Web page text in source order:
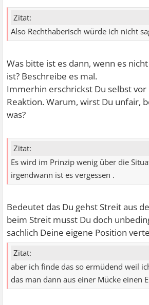
Zitat:
Also Rechthaberisch würde ich nicht
Was bitte ist es dann, wenn es
ist? Beschreibe es mal.
Immerhin erschrickst Du selbst
Reaktion. Warum, wirst Du unfair,
was?
Zitat:
Es wird im Prinzip wenig über die
irgendwann ist es vergessen .
Bedeutet das Du gehst Streit aus
beim Streit musst Du doch
sachlich Deine eigene Position
Zitat:
aber ich finde das so ermüdend weil
das man dann aus einer Mücke einen